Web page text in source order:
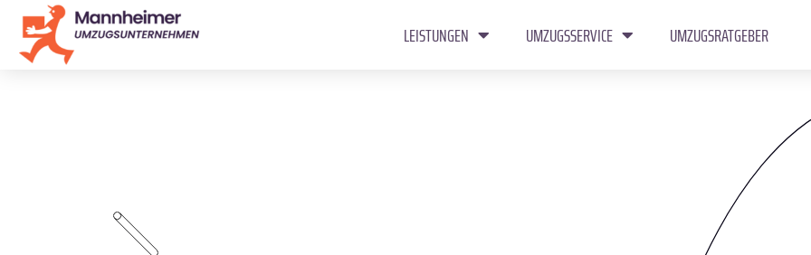
LEISTUNGEN UMZUGSSERVICE UMZUGSRATGEBER